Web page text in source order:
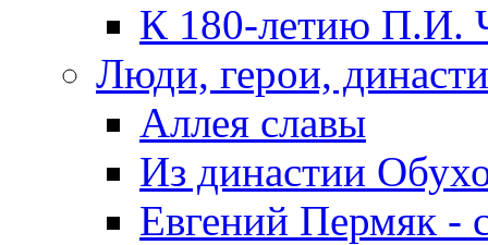
К 180-летию П.И.
Люди, герои,
Аллея славы
Из династии
Евгений Пермяк -